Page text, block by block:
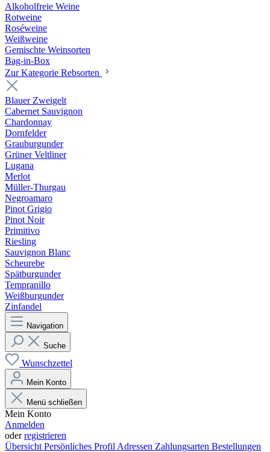
Alkoholfreie Weine
Rotweine
Roséweine
Weißweine
Gemischte Weinsorten
Bag-in-Box
Zur Kategorie Rebsorten
Blauer Zweigelt
Cabernet Sauvignon
Chardonnay
Dornfelder
Grauburgunder
Grüner Veltliner
Lugana
Merlot
Müller-Thurgau
Negroamaro
Pinot Grigio
Pinot Noir
Primitivo
Riesling
Sauvignon Blanc
Scheurebe
Spätburgunder
Tempranillo
Weißburgunder
Zinfandel
Navigation
Suche
Wunschzettel
Mein Konto
Menü schließen
Mein Konto
Anmelden
oderregistrieren
Übersicht Persönliches Profil Adressen Zahlungsarten Bestellungen